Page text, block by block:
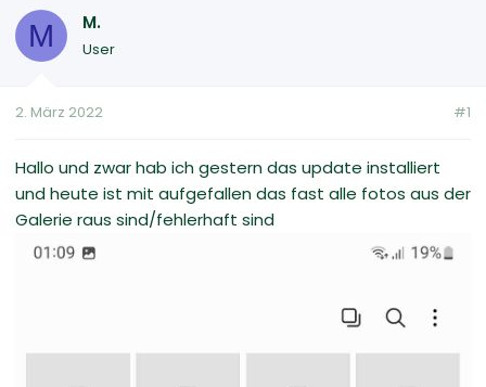
s
e
e
t
m
M M.
User
2. März 2022 #1
Hallo und zwar hab ich gestern das update installiert
und heute ist mit aufgefallen das fast alle fotos aus der
Galerie raus sind/fehlerhaft sind